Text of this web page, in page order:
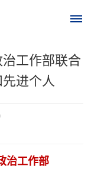
工作部联合
进个人
治工作部